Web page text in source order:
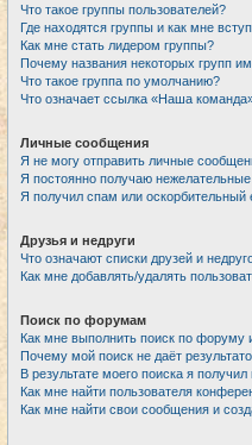
Что такое группы пользователей?
Где находятся группы и как мне
Как мне стать лидером группы?
Почему названия некоторых групп
Что такое группа по умолчанию?
Что означает ссылка «Наша
Личные сообщения
Я не могу отправить личные
Я постоянно получаю
Я получил спам или оскорбительный
Друзья и недруги
Что означают списки друзей и
Как мне добавлять/удалять
Поиск по форумам
Как мне выполнить поиск по
Почему мой поиск не даёт
В результате моего поиска я
Как мне найти пользователя
Как мне найти свои сообщения и